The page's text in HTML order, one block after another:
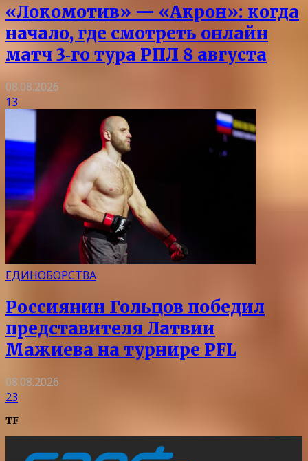
«Локомотив» — «Акрон»: когда
начало, где смотреть онлайн
матч 3‑го тура РПЛ 8 августа
08.08.2026
13
ЕДИНОБОРСТВА
Россиянин Гольцов победил
представителя Латвии
Мажиева на турнире PFL
08.08.2026
23
TF